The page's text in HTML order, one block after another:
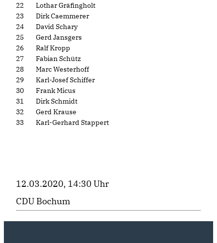
22
Lothar Gräfingholt
23
Dirk Caemmerer
24
David Schary
25
Gerd Jansgers
26
Ralf Kropp
27
Fabian Schütz
28
Marc Westerhoff
29
Karl-Josef Schiffer
30
Frank Micus
31
Dirk Schmidt
32
Gerd Krause
33
Karl-Gerhard Stappert
12.03.2020, 14:30 Uhr
CDU Bochum